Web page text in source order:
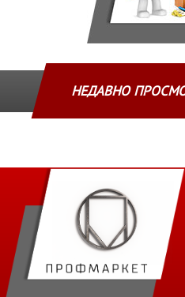
НЕДАВНО